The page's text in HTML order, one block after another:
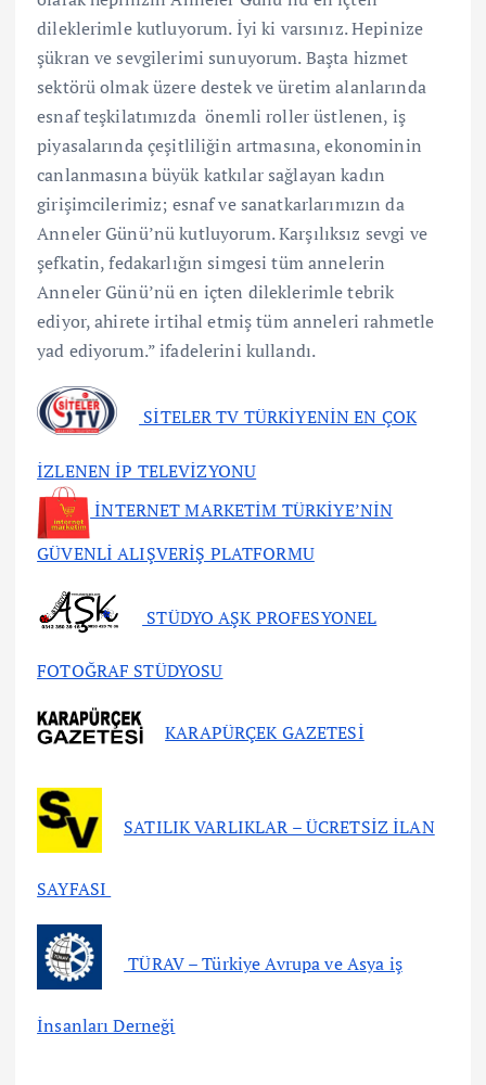
dileklerimle kutluyorum. İyi ki varsınız. Hepinize
şükran ve sevgilerimi sunuyorum. Başta hizmet
sektörü olmak üzere destek ve üretim alanlarında
esnaf teşkilatımızda önemli roller üstlenen, iş
piyasalarında çeşitliliğin artmasına, ekonominin
canlanmasına büyük katkılar sağlayan kadın
girişimcilerimiz; esnaf ve sanatkarlarımızın da
Anneler Günü’nü kutluyorum. Karşılıksız sevgi ve
şefkatin, fedakarlığın simgesi tüm annelerin
Anneler Günü’nü en içten dileklerimle tebrik
ediyor, ahirete irtihal etmiş tüm anneleri rahmetle
yad ediyorum.” ifadelerini kullandı.
SİTELER TV TÜRKİYENİN EN ÇOK
İZLENEN İP TELEVİZYONU
İNTERNET MARKETİM TÜRKİYE’NİN
GÜVENLİ ALIŞVERİŞ PLATFORMU
STÜDYO AŞK PROFESYONEL
FOTOĞRAF STÜDYOSU
KARAPÜRÇEK GAZETESİ
SATILIK VARLIKLAR – ÜCRETSİZ İLAN
SAYFASI
TÜRAV – Türkiye Avrupa ve Asya iş
İnsanları Derneği